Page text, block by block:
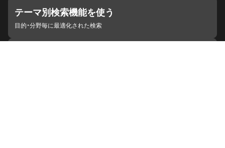
テーマ別検索機能を使う
目的・分野毎に最適化された検索